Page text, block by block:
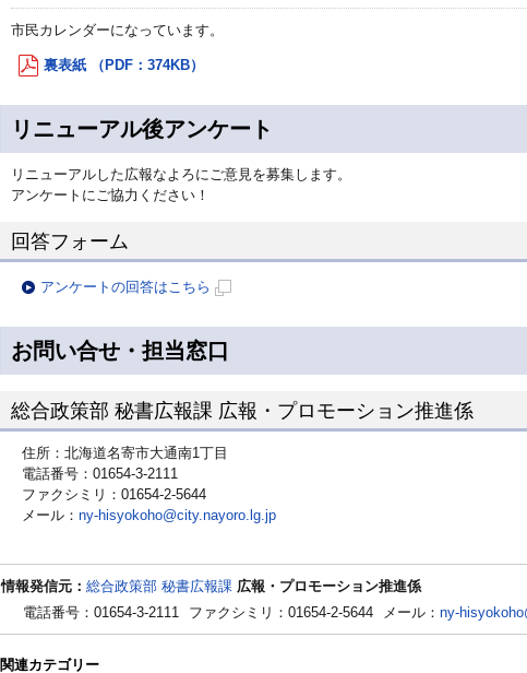
市民カレンダーになっています。
裏表紙 （PDF：374KB）
リニューアル後アンケート
リニューアルした広報なよろにご意見を募集します。
アンケートにご協力ください！
回答フォーム
アンケートの回答はこちら
ペ
ジ
で
開
ま
お問い合せ・担当窓口
総合政策部 秘書広報課 広報・プロモーション推進係
住所：北海道名寄市大通南1丁目
電話番号：01654-3-2111
ファクシミリ：01654-2-5644
メール： ny-hisyokoho@city.nayoro.lg.jp
情報発信元： 総合政策部 秘書広報課 広報・プロモーション推進係
電話番号：01654-3-2111
ファクシミリ：01654-2-5644 メール： ny-
関連カテゴリー